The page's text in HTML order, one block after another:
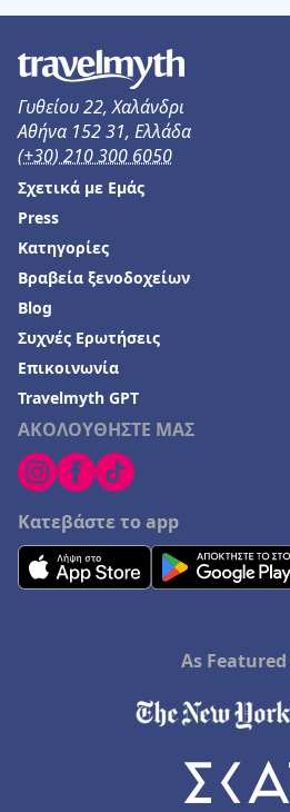
Γυθείου 22, Χαλάνδρι
Αθήνα 152 31, Ελλάδα
(+30) 210 300 6050
ΑΚΟΛΟΥΘΗΣΤΕ ΜΑΣ
Κατεβάστε το app
Σχετικά με Εμάς
Press
Κατηγορίες
Βραβεία ξενοδοχείων
Blog
Συχνές Ερωτήσεις
Επικοινωνία
Travelmyth GPT
As